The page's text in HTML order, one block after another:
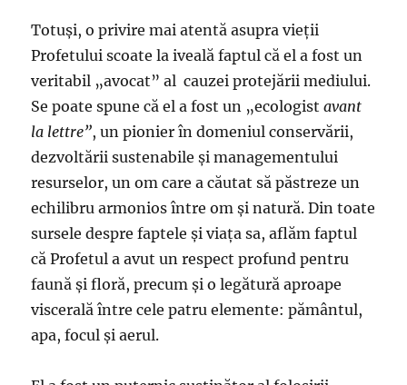
Totuși, o privire mai atentă asupra vieții
Profetului scoate la iveală faptul că el a fost un
veritabil „avocat” al cauzei protejării mediului.
Se poate spune că el a fost un „ecologistavant
la lettre”, un pionier în domeniul conservării,
dezvoltării sustenabile și managementului
resurselor, un om care a căutat să păstreze un
echilibru armonios între om și natură. Din toate
sursele despre faptele și viața sa, aflăm faptul
că Profetul a avut un respect profund pentru
faună și floră, precum și o legătură aproape
viscerală între cele patru elemente: pământul,
apa, focul și aerul.